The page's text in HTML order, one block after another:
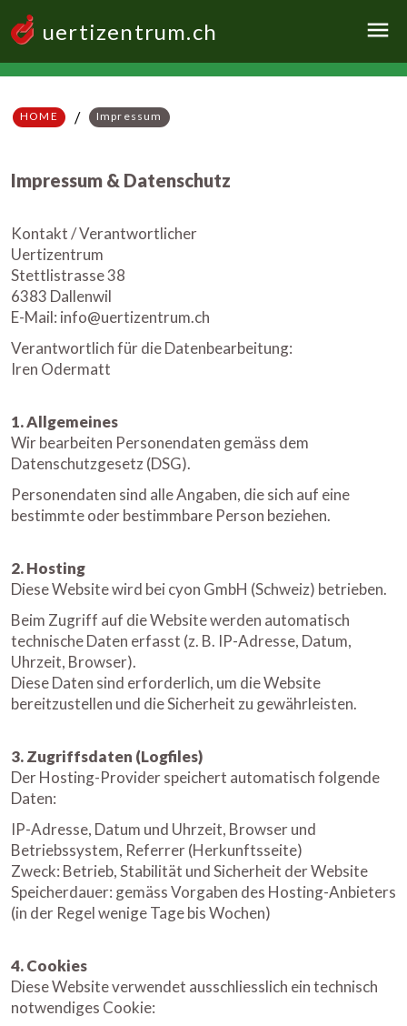
uertizentrum.ch
icon
HOME / Impressum
Impressum & Datenschutz
Kontakt / Verantwortlicher
Uertizentrum
Stettlistrasse 38
6383 Dallenwil
E-Mail: info@uertizentrum.ch
Verantwortlich für die Datenbearbeitung:
Iren Odermatt
1. Allgemeines
Wir bearbeiten Personendaten gemäss dem
Datenschutzgesetz (DSG).
Personendaten sind alle Angaben, die sich auf eine
bestimmte oder bestimmbare Person beziehen.
2. Hosting
Diese Website wird bei cyon GmbH (Schweiz) betrieben.
Beim Zugriff auf die Website werden automatisch
technische Daten erfasst (z. B. IP-Adresse, Datum,
Uhrzeit, Browser).
Diese Daten sind erforderlich, um die Website
bereitzustellen und die Sicherheit zu gewährleisten.
3. Zugriffsdaten (Logfiles)
Der Hosting-Provider speichert automatisch folgende
Daten:
IP-Adresse, Datum und Uhrzeit, Browser und
Betriebssystem, Referrer (Herkunftsseite)
Zweck: Betrieb, Stabilität und Sicherheit der Website
Speicherdauer: gemäss Vorgaben des Hosting-Anbieters
(in der Regel wenige Tage bis Wochen)
4. Cookies
Diese Website verwendet ausschliesslich ein technisch
notwendiges Cookie: